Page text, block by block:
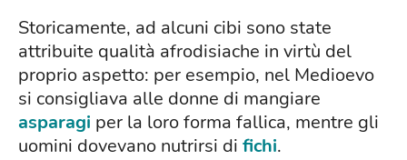
Storicamente, ad alcuni cibi sono state
attribuite qualità afrodisiache in virtù del
proprio aspetto: per esempio, nel Medioevo
si consigliava alle donne di mangiare
asparagi per la loro forma fallica, mentre gli
uomini dovevano nutrirsi di fichi.